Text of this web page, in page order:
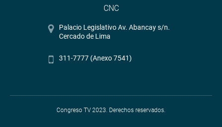
CNC
Palacio Legislativo Av. Abancay s/n.
Cercado de Lima
311-7777 (Anexo 7541)
Congreso TV 2023. Derechos reservados.